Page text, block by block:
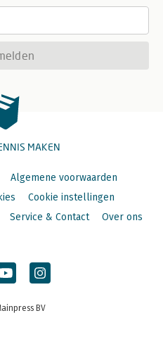
MAKEN
Algemene voorwaarden
Cookie instellingen
Service & Contact Over ons
BV